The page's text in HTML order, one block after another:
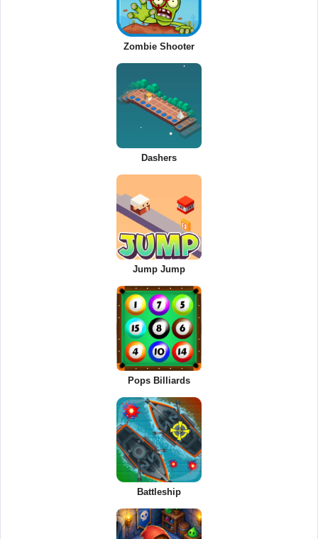
Zombie Shooter
Dashers
Jump Jump
Pops Billiards
Battleship